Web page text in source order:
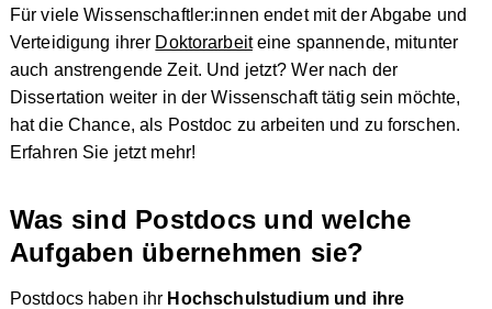
Für viele Wissenschaftler:innen endet mit der Abgabe und
Verteidigung ihrer Doktorarbeiteine spannende, mitunter
auch anstrengende Zeit. Und jetzt? Wer nach der
Dissertation weiter in der Wissenschaft tätig sein möchte,
hat die Chance, als Postdoc zu arbeiten und zu forschen.
Erfahren Sie jetzt mehr!
Was sind Postdocs und welche
Aufgaben übernehmen sie?
Postdocs haben ihr Hochschulstudium und ihre